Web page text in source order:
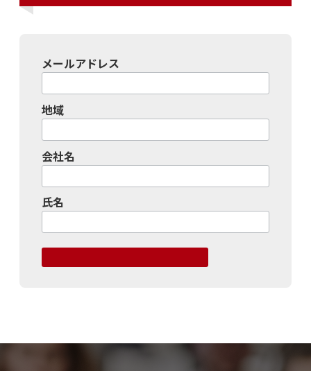
メールアドレス
地域
会社名
氏名